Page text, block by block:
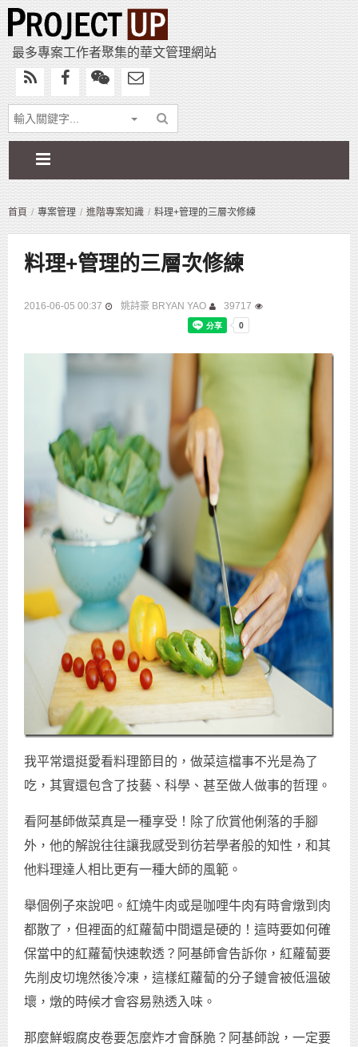
最多專案工作者聚集的華文管理網站
首頁 專案管理 進階專案知識 料理+管理的三層次修練
料理+管理的三層次修練
2016-06-05 00:37 姚詩豪 BRYAN YAO 39717
我平常還挺愛看料理節目的，做菜這檔事不光是為了
吃，其實還包含了技藝、科學、甚至做人做事的哲理。
看阿基師做菜真是一種享受！除了欣賞他俐落的手腳
外，他的解說往往讓我感受到彷若學者般的知性，和其
他料理達人相比更有一種大師的風範。
舉個例子來說吧。紅燒牛肉或是咖哩牛肉有時會燉到肉
都散了，但裡面的紅蘿蔔中間還是硬的！這時要如何確
保當中的紅蘿蔔快速軟透？阿基師會告訴你，紅蘿蔔要
先削皮切塊然後冷凍，這樣紅蘿蔔的分子鏈會被低溫破
壞，燉的時候才會容易熟透入味。
那麼鮮蝦腐皮卷要怎麼炸才會酥脆？阿基師說，一定要